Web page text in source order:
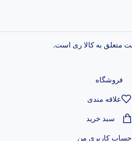
فروشگاه
علاقه مندی
سبد خرید
حساب کاربری من